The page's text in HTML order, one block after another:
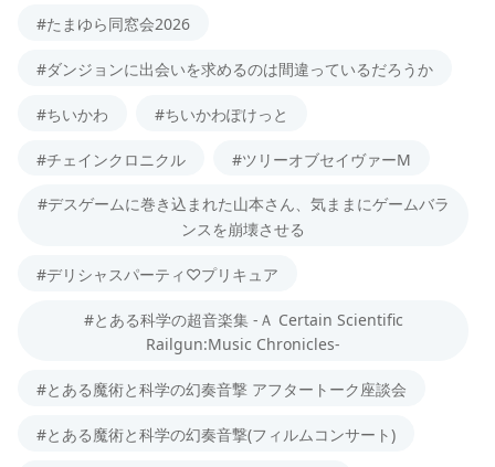
#たまゆら同窓会2026
#ダンジョンに出会いを求めるのは間違っているだろうか
#ちいかわ #ちいかわぽけっと
#チェインクロニクル #ツリーオブセイヴァーM
#デスゲームに巻き込まれた山本さん、気ままにゲームバラ
ンスを崩壊させる
#デリシャスパーティ♡プリキュア
#とある科学の超音楽集 -Ａ Certain Scientific
Railgun:Music Chronicles-
#とある魔術と科学の幻奏音撃 アフタートーク座談会
#とある魔術と科学の幻奏音撃(フィルムコンサート)